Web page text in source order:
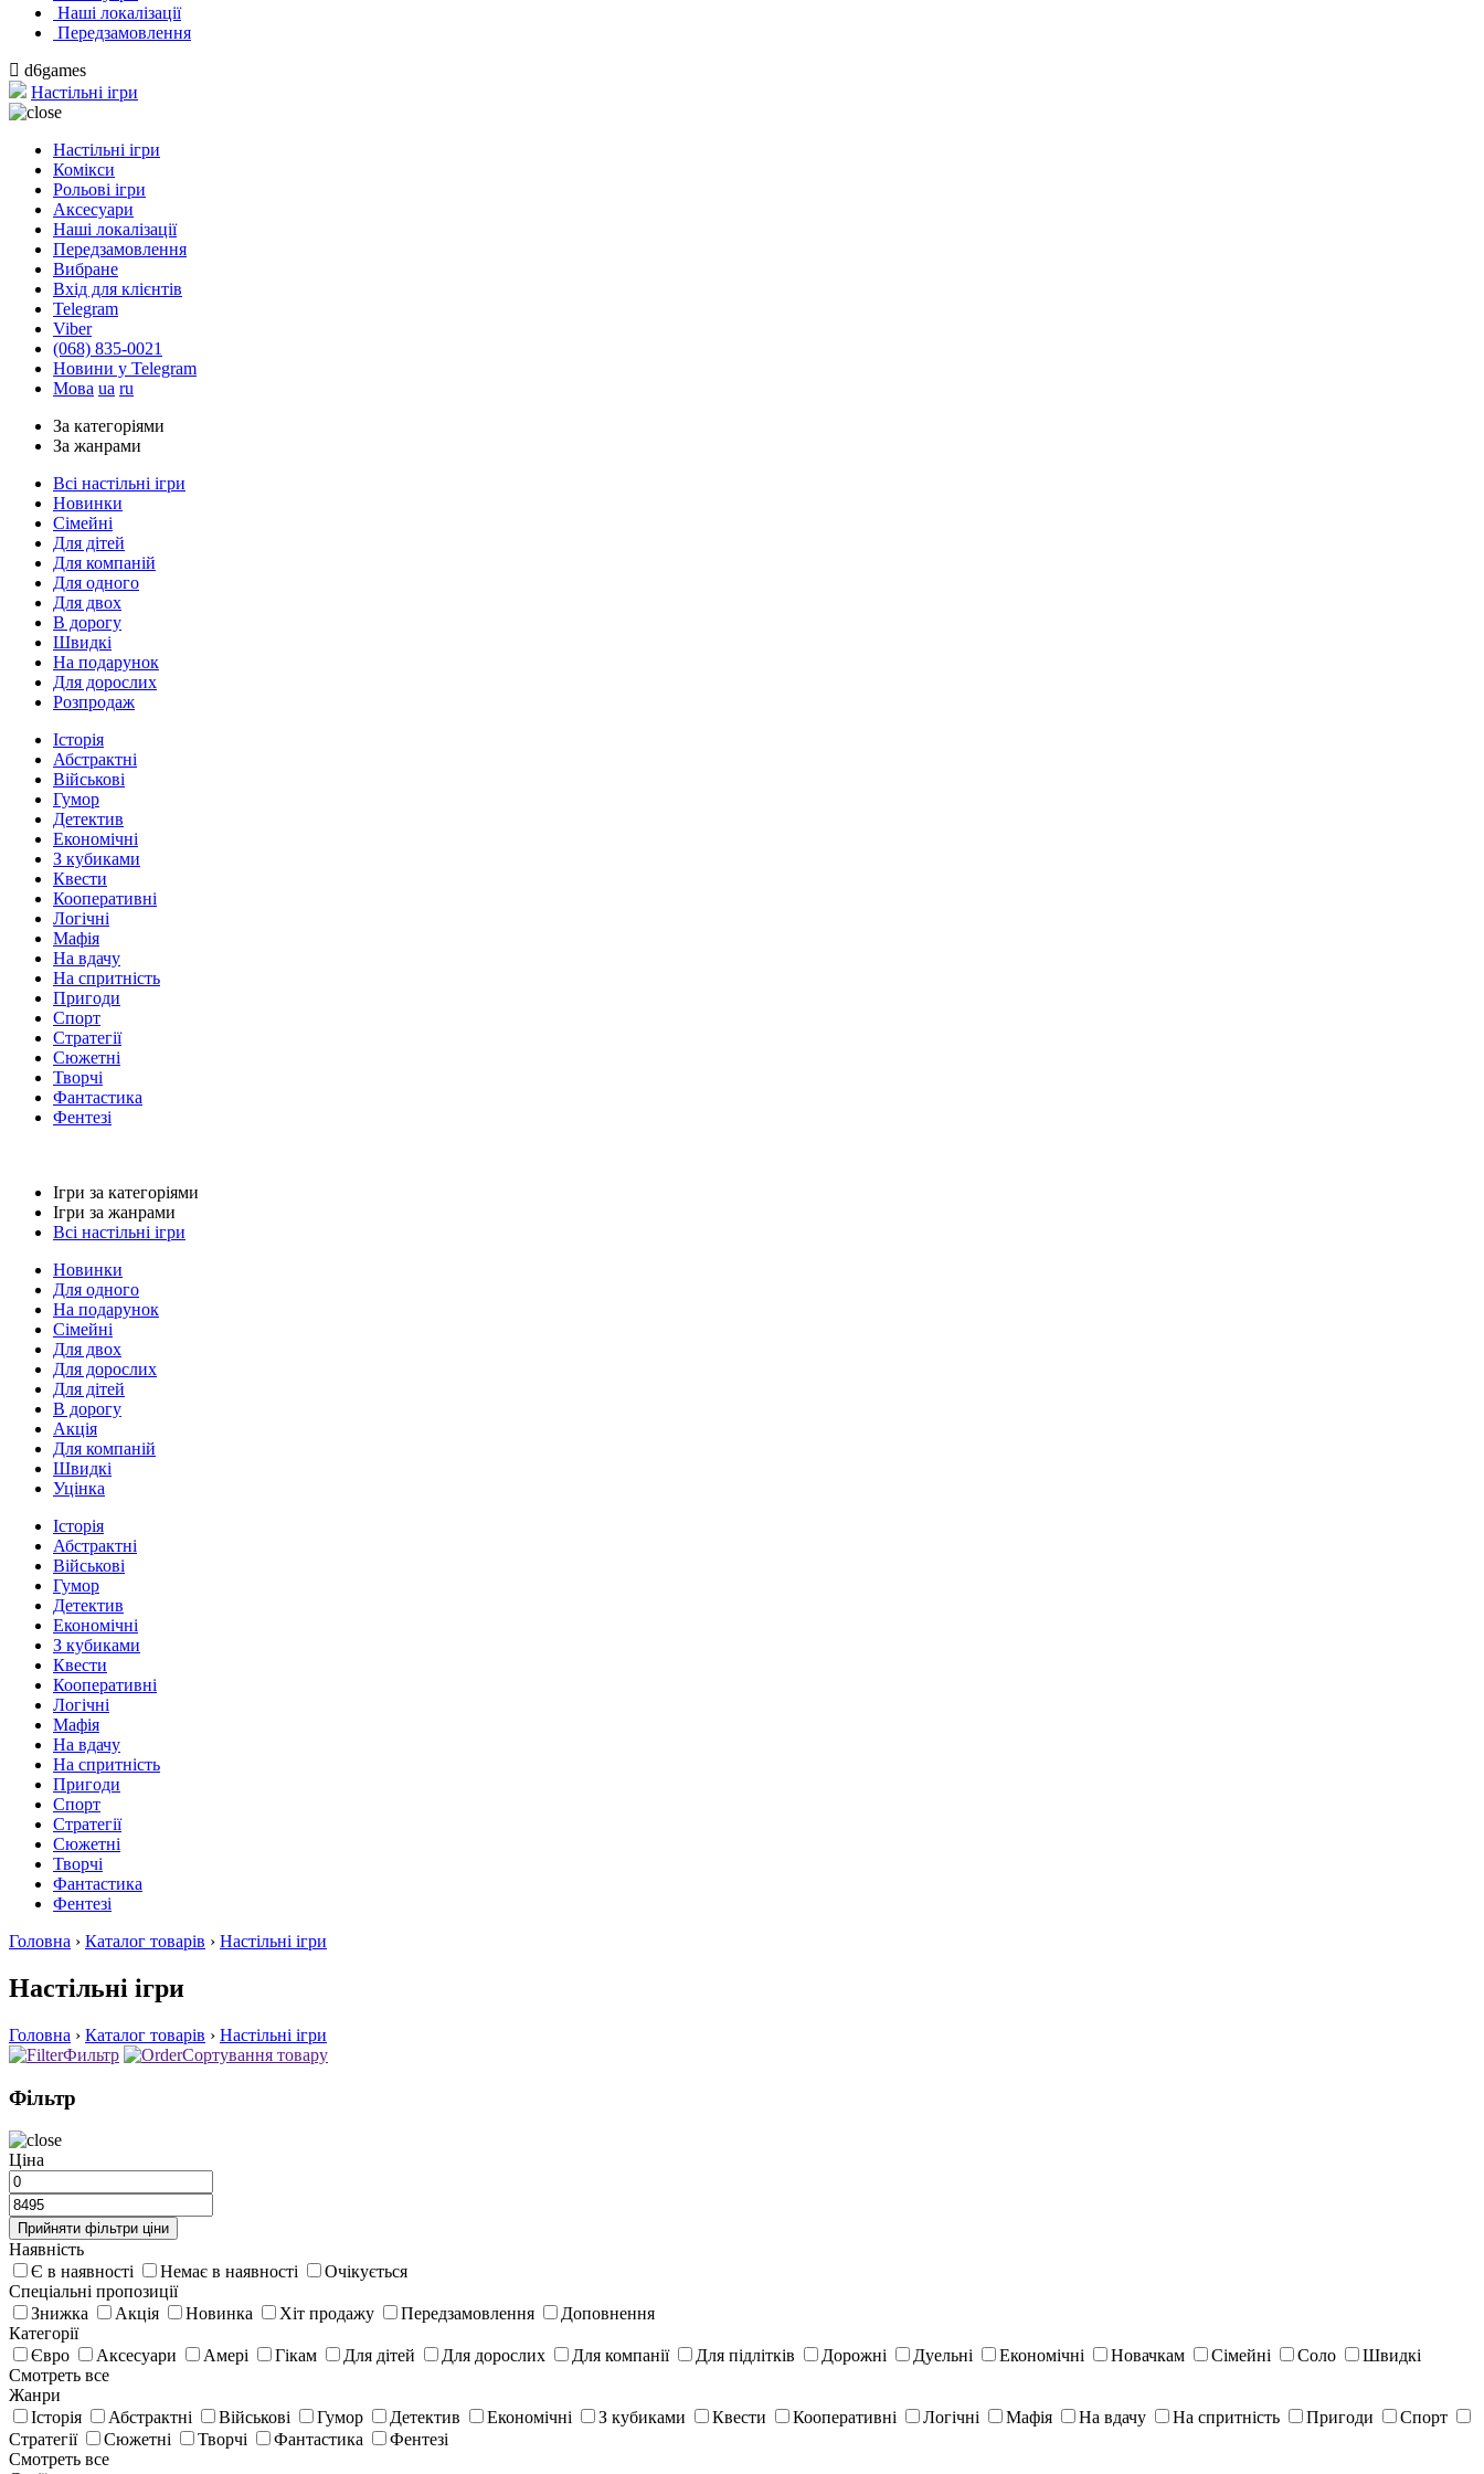
Наші локалізації
Передзамовлення
d6games
Настільні ігри
Настільні ігри
Комікси
Рольові ігри
Аксесуари
Наші локалізації
Передзамовлення
Вибране
Вхід для клієнтів
Telegram
Viber
(068) 835-0021
Новини у Telegram
Мова ua ru
За категоріями
За жанрами
Всі настільні ігри
Новинки
Сімейні
Для дітей
Для компаній
Для одного
Для двох
В дорогу
Швидкі
На подарунок
Для дорослих
Розпродаж
Історія
Абстрактні
Військові
Гумор
Детектив
Економічні
З кубиками
Квести
Кооперативні
Логічні
Мафія
На вдачу
На спритність
Пригоди
Спорт
Стратегії
Сюжетні
Творчі
Фантастика
Фентезі
Ігри за категоріями
Ігри за жанрами
Всі настільні ігри
Новинки
Для одного
На подарунок
Сімейні
Для двох
Для дорослих
Для дітей
В дорогу
Акція
Для компаній
Швидкі
Уцінка
Історія
Абстрактні
Військові
Гумор
Детектив
Економічні
З кубиками
Квести
Кооперативні
Логічні
Мафія
На вдачу
На спритність
Пригоди
Спорт
Стратегії
Сюжетні
Творчі
Фантастика
Фентезі
Головна › Каталог товарів › Настільні ігри
Настільні ігри
Головна › Каталог товарів › Настільні ігри
Фильтр
Сортування товару
Фільтр
Цiна
Прийняти фiльтри цiни
Наявність
Є в наявності
Немає в наявності
Очікується
Спецiальнi пропозицiї
Знижка
Акція Новинка Хіт продажу Передзамовлення
Доповнення
Категорії
Євро
Аксесуари Амері Гікам Для дітей Для дорослих Для компанії Для підлітків Дорожні Дуельні Економічні Новачкам Сімейні Соло
Швидкі
Смотреть все
Жанри
Історія
Абстрактні Військові Гумор Детектив Економічні З кубиками Квести Кооперативні Логічні Мафія На вдачу На спритність Пригоди
Спорт
Стратегії
Сюжетні Творчі Фантастика
Фентезі
Смотреть все